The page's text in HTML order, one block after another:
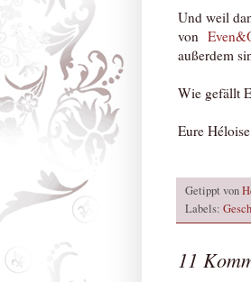
Und weil
von
außerdem
Wie gefällt
Eure Héloise
Getippt von
Labels:
11